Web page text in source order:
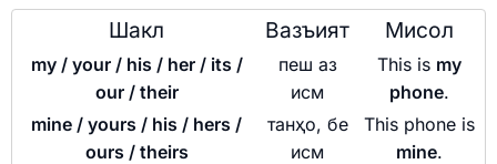
Шакл Вазъият Мисол
my / your / his / her / its /
our / their
пеш аз
исм
This is my
phone.
mine / yours / his / hers /
ours / theirs
танҳо, бе
исм
This phone is
mine.